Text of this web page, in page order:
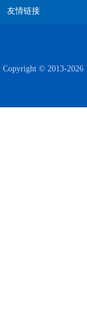
友情链接
Copyright © 2013-2026